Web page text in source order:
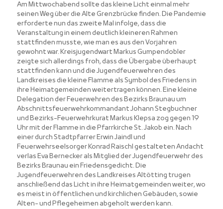
Am Mittwochabend sollte das kleine Licht einmal mehr
seinen Weg über die Alte Grenzbrücke finden. Die Pandemie
erforderte nun das zweite Mal infolge, dass die
Veranstaltung in einem deutlich kleineren Rahmen
stattfinden musste, wie man es aus den Vorjahren
gewohnt war. Kreisjugendwart Markus Gumpendobler
zeigte sich allerdings froh, dass die Übergabe überhaupt
stattfinden kann und die Jugendfeuerwehren des
Landkreises die kleine Flamme als Symbol des Friedens in
ihre Heimatgemeinden weitertragen können. Eine kleine
Delegation der Feuerwehren des Bezirks Braunau um
Abschnittsfeuerwehrkommandant Johann Stegbuchner
und Bezirks-Feuerwehrkurat Markus Klepsa zog gegen 19
Uhr mit der Flamme in die Pfarrkirche St. Jakob ein. Nach
einer durch Stadtpfarrer Erwin Jaindl und
Feuerwehrseelsorger Konrad Raischl gestalteten Andacht
verlas Eva Bernecker als Mitglied der Jugendfeuerwehr des
Bezirks Braunau ein Friedensgedicht. Die
Jugendfeuerwehren des Landkreises Altötting trugen
anschließend das Licht in ihre Heimatgemeinden weiter, wo
es meist in öffentlichen und kirchlichen Gebäuden, sowie
Alten- und Pflegeheimen abgeholt werden kann.